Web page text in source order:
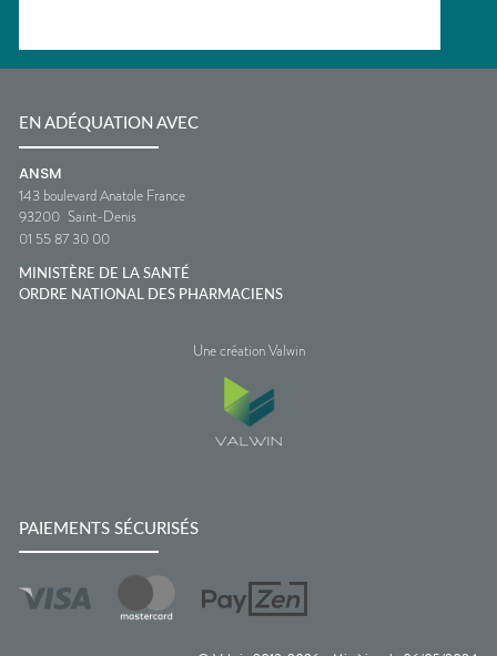
EN ADÉQUATION AVEC
ANSM
143 boulevard Anatole France
93200 Saint-Denis
01 55 87 30 00
MINISTÈRE DE LA SANTÉ
ORDRE NATIONAL DES PHARMACIENS
Une création Valwin
PAIEMENTS SÉCURISÉS